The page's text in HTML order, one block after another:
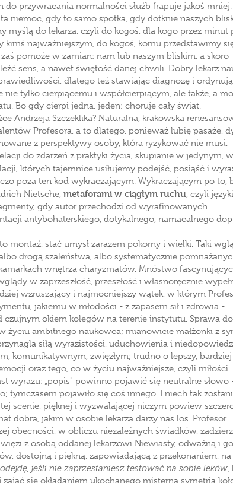
przywracania normalności służb frapuje jakoś
niemoc, gdy to samo spotka, gdy dotknie naszych
myślą do lekarza, czyli do kogoś, dla kogo przez minut
kimś najważniejszym, do kogoś, komu przedstawimy
pomoże w zamian: nam lub naszym bliskim, a skoro
sens, a nawet świętość danej chwili. Dobry lekarz
dlatego też stawiając diagnozę i
tylko cierpiącemu i współcierpiącym, ale także, a
Bo gdy cierpi jedna, jeden; choruje cały świat.
Andrzeja Szczeklika? Naturalna, krakowska
Profesora, a to dlatego, ponieważ lubię pasaże,
z perspektywy osoby, która ryzykować nie musi.
do zdarzeń z praktyki życia, skupianie w jedynym, w
których tajemnice usiłujemy podejść, posiąść i
poza ten kod wykraczającym. Wykraczającym po to,
Nietsche, metaforami w ciągłym ruchu, czyli
gdy autor przechodzi od wyrafinowanych
antybohaterskiego, dotykalnego, namacalnego
montaż, stać umysł zarazem pokorny i wielki. Taki
drogą szaleństwa, albo systematycznie
wnętrza charyzmatów. Mnóstwo
w zaprzeszłość, przeszłość i własnoręcznie
wzruszający i najmocniejszy wątek, w którym
jakiemu w młodości - z zapasem sił i zdrowia -
okiem kolegów na terenie instytutu. Sprawa
życiu ambitnego naukowca; mianowicie małżonki z
siłą wyrazistości, uduchowienia i
komunikatywnym, zwięzłym; trudno o lepszy, bardziej
oraz tego, co w życiu najważniejsze, czyli miłości.
wyrazu: „popis" powinno pojawić się neutralne słowo
tymczasem pojawiło się coś innego. I niech tak
tej scenie, pięknej i wyzwalającej niczym powiew
dobra, jakim w osobie lekarza darzy nas los. Profesor
obecności, w obliczu niezależnych świadków,
z osobą oddanej lekarzowi Niewiasty, odważną i
dostojną i piękną, zapowiadającą z przekonaniem, na
odejdę, jeśli nie zaprzestaniesz testować na sobie leków,
się okładaniem ukochanego misterną symetrią